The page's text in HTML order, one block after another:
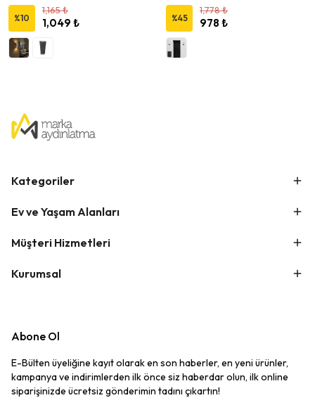
%10
1,165 ₺
1,049 ₺ %45
1,778 ₺
978 ₺
Kategoriler
Ev ve Yaşam Alanları
Müşteri Hizmetleri
Kurumsal
Abone Ol
E-Bülten üyeliğine kayıt olarak en son haberler, en yeni ürünler,
kampanya ve indirimlerden ilk önce siz haberdar olun, ilk online
siparişinizde ücretsiz gönderimin tadını çıkartın!